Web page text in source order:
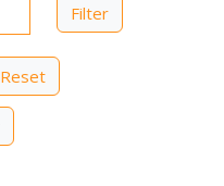
Filter
Reset